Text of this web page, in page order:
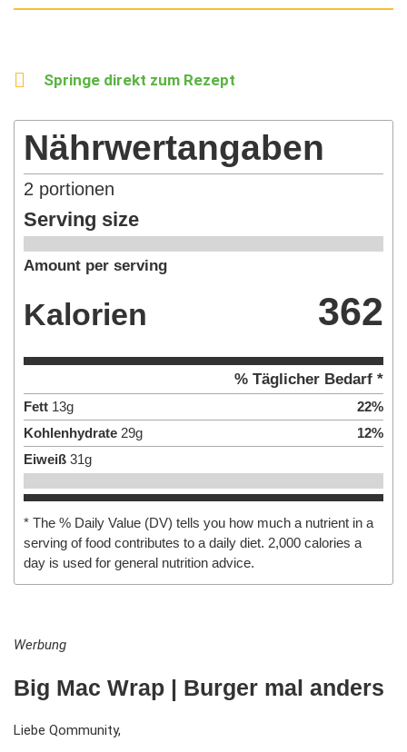
Springe direkt zum Rezept
Nährwertangaben
2 portionen
Serving size
Amount per serving
Kalorien 362
% Täglicher Bedarf *
Fett 13g 22%
Kohlenhydrate 29g 12%
Eiweiß 31g
* The % Daily Value (DV) tells you how much a nutrient in a
serving of food contributes to a daily diet. 2,000 calories a
day is used for general nutrition advice.
Werbung
Big Mac Wrap | Burger mal anders
Liebe Qommunity,